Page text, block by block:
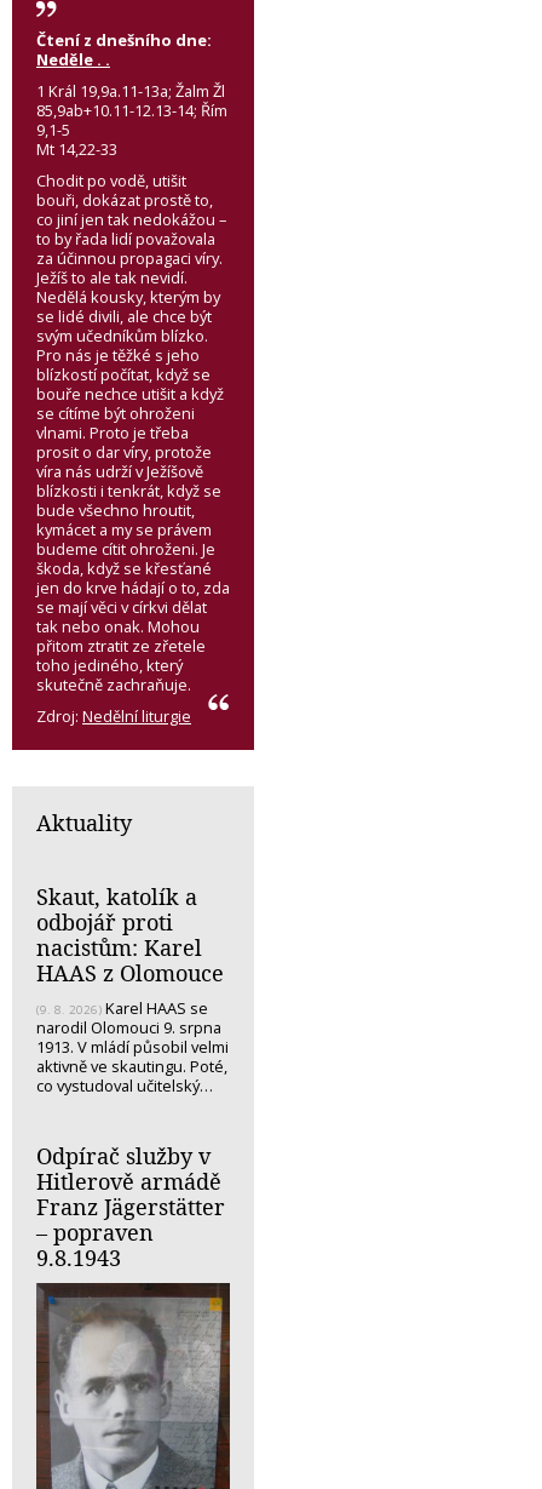
Čtení z dnešního dne:
Neděle . .
1 Král 19,9a.11-13a; Žalm Žl
85,9ab+10.11-12.13-14; Řím
9,1-5
Mt 14,22-33
Chodit po vodě, utišit
bouři, dokázat prostě to,
co jiní jen tak nedokážou –
to by řada lidí považovala
za účinnou propagaci víry.
Ježíš to ale tak nevidí.
Nedělá kousky, kterým by
se lidé divili, ale chce být
svým učedníkům blízko.
Pro nás je těžké s jeho
blízkostí počítat, když se
bouře nechce utišit a když
se cítíme být ohroženi
vlnami. Proto je třeba
prosit o dar víry, protože
víra nás udrží v Ježíšově
blízkosti i tenkrát, když se
bude všechno hroutit,
kymácet a my se právem
budeme cítit ohroženi. Je
škoda, když se křesťané
jen do krve hádají o to, zda
se mají věci v církvi dělat
tak nebo onak. Mohou
přitom ztratit ze zřetele
toho jediného, který
skutečně zachraňuje.
Zdroj: Nedělní liturgie
Aktuality
Skaut, katolík a
odbojář proti
nacistům: Karel
HAAS z Olomouce
(9. 8. 2026) Karel HAAS se
narodil Olomouci 9. srpna
1913. V mládí působil velmi
aktivně ve skautingu. Poté,
co vystudoval učitelský…
Odpírač služby v
Hitlerově armádě
Franz Jägerstätter
– popraven
9.8.1943